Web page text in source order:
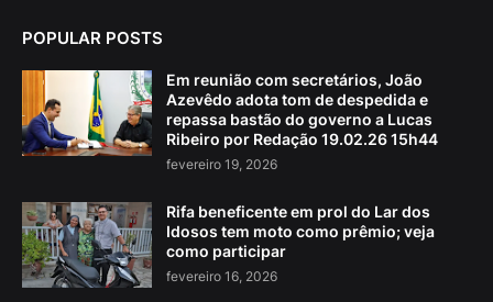
POPULAR POSTS
Em reunião com secretários, João
Azevêdo adota tom de despedida e
repassa bastão do governo a Lucas
Ribeiro por Redação 19.02.26 15h44
fevereiro 19, 2026
Rifa beneficente em prol do Lar dos
Idosos tem moto como prêmio; veja
como participar
fevereiro 16, 2026